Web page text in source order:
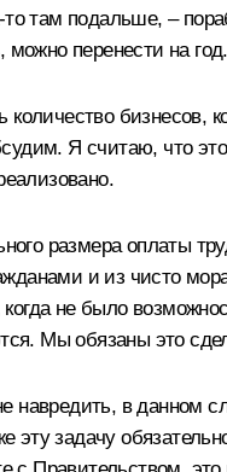
там подальше, –
можно перенести на год.
бизнесов,
Я считаю, что
размера оплаты
и из чисто
не было
Мы обязаны это
навредить, в данном
эту задачу